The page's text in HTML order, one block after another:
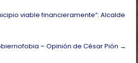
viable financieramente”: Alcalde
– Opinión de César Pión →